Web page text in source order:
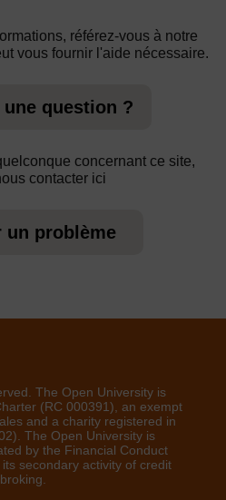
référez-vous à notre
vous fournir l'aide nécessaire.
une question ?
concernant ce site,
contacter ici
un problème
The Open University is
(RC 000391), an exempt
and a charity registered in
The Open University is
by the Financial Conduct
secondary activity of credit
broking.